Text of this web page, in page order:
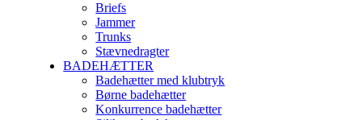
Briefs
Jammer
Trunks
Stævnedragter
BADEHÆTTER
Badehætter med klubtryk
Børne badehætter
Konkurrence badehætter